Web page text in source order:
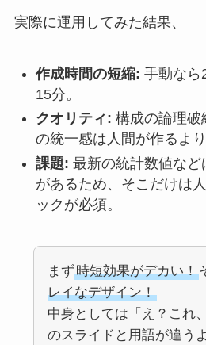
実際に運用してみた結果、
作成時間の短縮: 手動な
15分。
クオリティ: 構成の論理破
の統一感は人間が作るよ
課題: 最新の統計数値など
があるため、そこだけは
ックが必須。
まず時短効果がデカい！
レイなデザイン！
中身としては「え？これ
のスライドと用語が違う